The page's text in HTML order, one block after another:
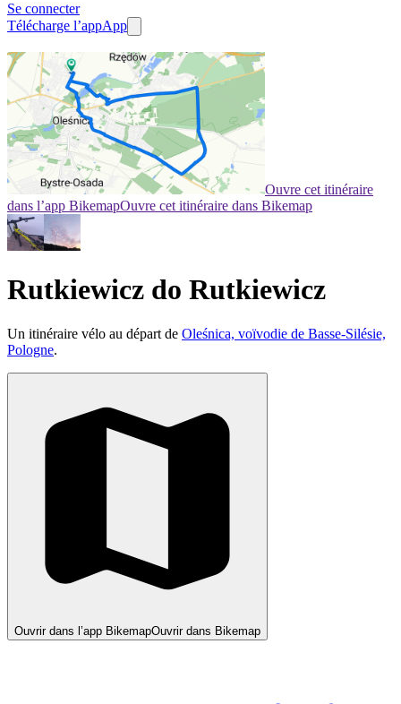
Se connecter
Télécharge l’appApp
Ouvre cet itinéraire
dans l’app BikemapOuvre cet itinéraire dans Bikemap
Rutkiewicz do Rutkiewicz
Un itinéraire vélo au départ de Oleśnica, voïvodie de Basse-Silésie,
Pologne.
Ouvrir dans l’app BikemapOuvrir dans Bikemap